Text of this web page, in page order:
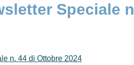
Speciale
n. 44 di Ottobre 2024